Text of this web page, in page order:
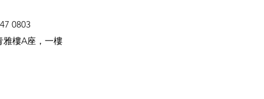
0803
雅樓A座，一樓